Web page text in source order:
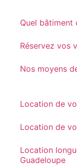
Quel bâtiment
Réservez vos
Nos moyens
Location de
Location de
Location
Guadeloupe